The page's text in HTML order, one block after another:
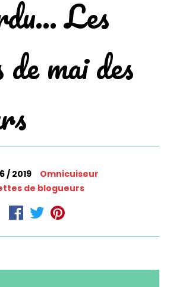
Les
mai des
/ 2019
Omnicuiseur
de blogueurs